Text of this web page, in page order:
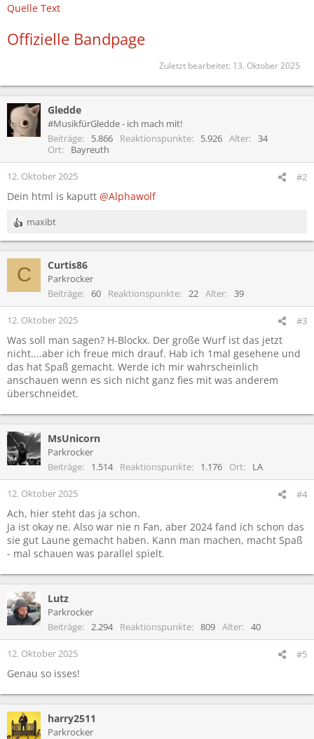
Quelle Text
Offizielle Bandpage
Zuletzt bearbeitet: 13. Oktober 2025
Gledde
#MusikfürGledde - ich mach mit!
Beiträge
5.866 Reaktionspunkte 5.926 Alter
34
Ort
Bayreuth
12. Oktober 2025 #2
Dein html is kaputt @Alphawolf
R
e
i
n
e
n
:
maxibt
C Curtis86
Parkrocker
Beiträge
60 Reaktionspunkte 22 Alter 39
12. Oktober 2025 #3
Was soll man sagen? H-Blockx. Der große Wurf ist das jetzt
nicht....aber ich freue mich drauf. Hab ich 1mal gesehene und
das hat Spaß gemacht. Werde ich mir wahrscheinlich
anschauen wenn es sich nicht ganz fies mit was anderem
überschneidet.
MsUnicorn
Parkrocker
Beiträge
1.514 Reaktionspunkte 1.176 Ort LA
12. Oktober 2025 #4
Ach, hier steht das ja schon.
Ja ist okay ne. Also war nie n Fan, aber 2024 fand ich schon das
sie gut Laune gemacht haben. Kann man machen, macht Spaß
- mal schauen was parallel spielt.
Lutz
Parkrocker
Beiträge
2.294 Reaktionspunkte 809 Alter 40
12. Oktober 2025 #5
Genau so isses!
harry2511
Parkrocker